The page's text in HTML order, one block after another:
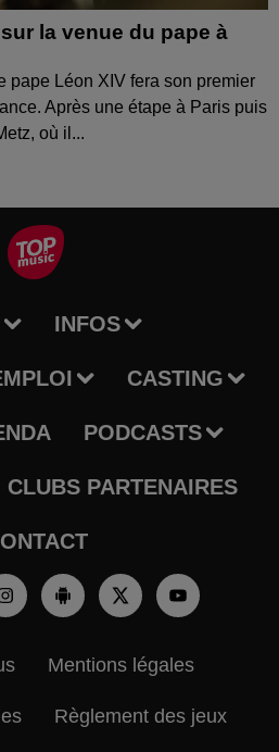
la venue du pape à
pape Léon XIV fera son premier
Après une étape à Paris puis
où il...
INFOS
CASTING
PODCASTS
CLUBS PARTENAIRES
Mentions légales
Règlement des jeux